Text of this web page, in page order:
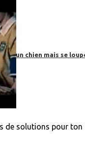
un chien mais se
de solutions pour ton